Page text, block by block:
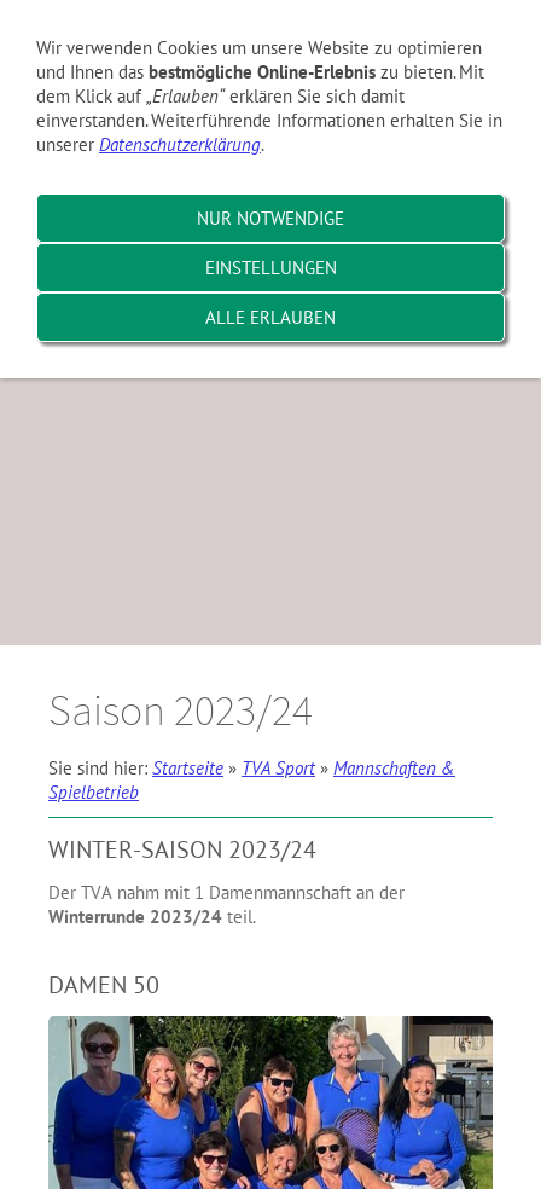
Navigation einblenden
Mannschaften & Spielbetrieb
Tennis lernen und üben
Training mit Baris
Jugend
Saison 2023/24
Sie sind hier: Startseite » TVA Sport» Mannschaften &
Spielbetrieb
WINTER-SAISON 2023/24
Der TVA nahm mit 1 Damenmannschaft an der
Winterrunde 2023/24 teil.
DAMEN 50
Wir verwenden Cookies um unsere Website zu optimieren
und Ihnen das bestmögliche Online-Erlebnis zu bieten. Mit
dem Klick auf „Erlauben“erklären Sie sich damit
einverstanden. Weiterführende Informationen erhalten Sie in
unserer Datenschutzerklärung.
NUR NOTWENDIGE
EINSTELLUNGEN
ALLE ERLAUBEN